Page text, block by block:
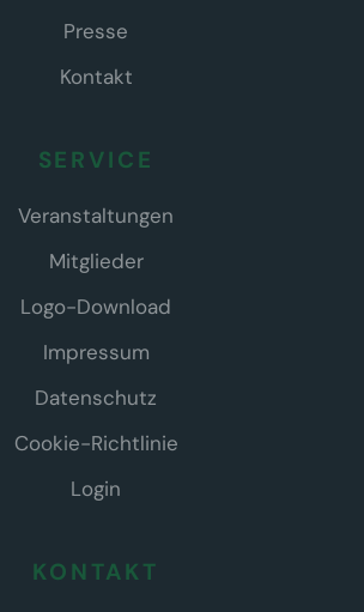
Presse
Kontakt
SERVICE
Veranstaltungen
Mitglieder
Logo-Download
Impressum
Datenschutz
Cookie-Richtlinie
Login
KONTAKT